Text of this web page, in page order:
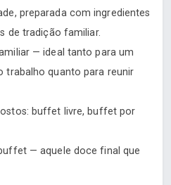
preparada com ingredientes
de tradição familiar.
— ideal tanto para um
trabalho quanto para reunir
buffet livre, buffet por
— aquele doce final que